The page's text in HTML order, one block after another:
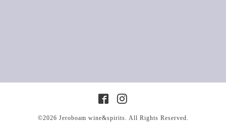
©2026 Jeroboam wine&spirits . All Rights Reserved.